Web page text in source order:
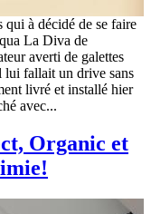
qui à décidé de se faire
La Diva de
averti de galettes
lui fallait un drive sans
livré et installé hier
avec...
Organic et